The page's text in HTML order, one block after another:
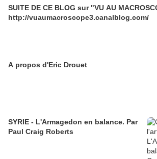
SUITE DE CE BLOG sur "VU AU
http://vuaumacroscope3.canalblog.com/
A propos d'Eric Drouet
SYRIE - L'Armagedon en balance. Par
Paul Craig Roberts